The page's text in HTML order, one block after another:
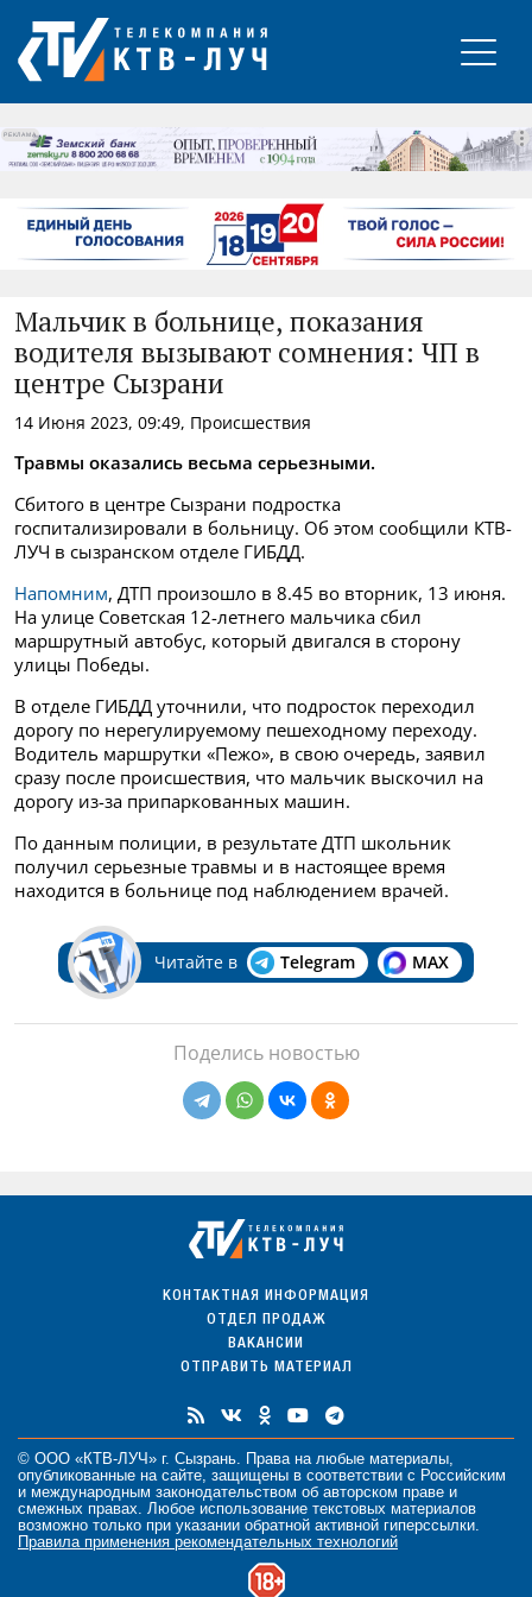
РЕКЛАМА
Мальчик в больнице, показания
водителя вызывают сомнения: ЧП в
центре Сызрани
14 Июня 2023, 09:49, Происшествия
Травмы оказались весьма серьезными.
Сбитого в центре Сызрани подростка
госпитализировали в больницу. Об этом сообщили КТВ-
ЛУЧ в сызранском отделе ГИБДД.
Напомним, ДТП произошло в 8.45 во вторник, 13 июня.
На улице Советская 12-летнего мальчика сбил
маршрутный автобус, который двигался в сторону
улицы Победы.
В отделе ГИБДД уточнили, что подросток переходил
дорогу по нерегулируемому пешеходному переходу.
Водитель маршрутки «Пежо», в свою очередь, заявил
сразу после происшествия, что мальчик выскочил на
дорогу из-за припаркованных машин.
По данным полиции, в результате ДТП школьник
получил серьезные травмы и в настоящее время
находится в больнице под наблюдением врачей.
Читайте в Telegram MAX
Поделись новостью
КОНТАКТНАЯ ИНФОРМАЦИЯ
ОТДЕЛ ПРОДАЖ
ВАКАНСИИ
ОТПРАВИТЬ МАТЕРИАЛ
© ООО «КТВ-ЛУЧ» г. Сызрань. Права на любые материалы
опубликованные на сайте, защищены в соответствии с Российским
и международным законодательством об авторском праве и
смежных правах. Любое использование текстовых материалов
возможно только при указании обратной активной гиперссылки.
Правила применения рекомендательных технологий